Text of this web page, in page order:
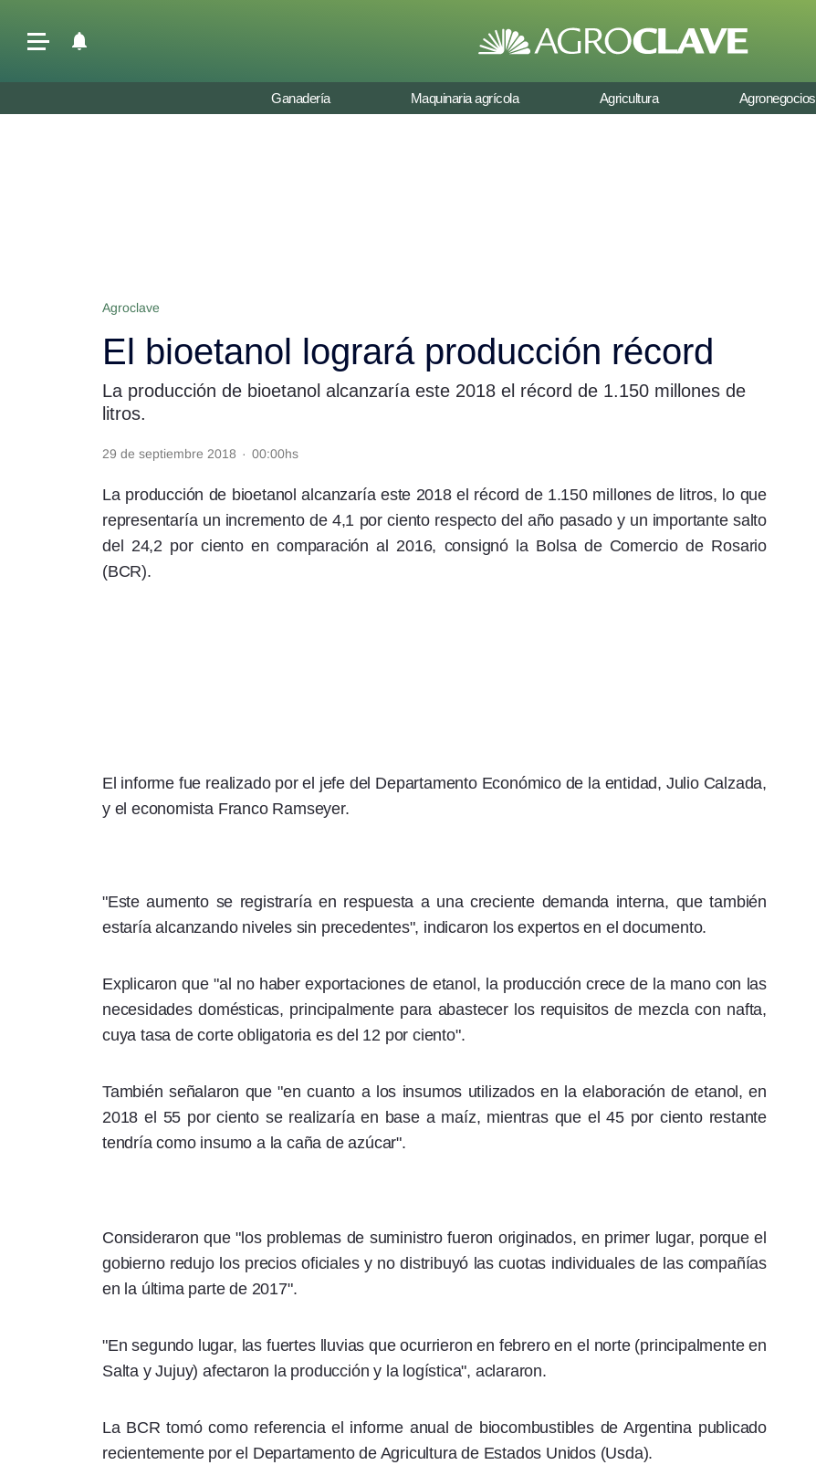
Seguinos
Ganadería Maquinaria agrícola Agricultura Agronegocios
Agroclave
El bioetanol logrará producción récord
La producción de bioetanol alcanzaría este 2018 el récord de 1.150 millones de
litros.
29 de septiembre 2018 · 00:00hs
La producción de bioetanol alcanzaría este 2018 el récord de 1.150 millones de litros, lo que
representaría un incremento de 4,1 por ciento respecto del año pasado y un importante salto
del 24,2 por ciento en comparación al 2016, consignó la Bolsa de Comercio de Rosario
(BCR).
El informe fue realizado por el jefe del Departamento Económico de la entidad, Julio Calzada,
y el economista Franco Ramseyer.
"Este aumento se registraría en respuesta a una creciente demanda interna, que también
estaría alcanzando niveles sin precedentes", indicaron los expertos en el documento.
Explicaron que "al no haber exportaciones de etanol, la producción crece de la mano con las
necesidades domésticas, principalmente para abastecer los requisitos de mezcla con nafta,
cuya tasa de corte obligatoria es del 12 por ciento".
También señalaron que "en cuanto a los insumos utilizados en la elaboración de etanol, en
2018 el 55 por ciento se realizaría en base a maíz, mientras que el 45 por ciento restante
tendría como insumo a la caña de azúcar".
Consideraron que "los problemas de suministro fueron originados, en primer lugar, porque el
gobierno redujo los precios oficiales y no distribuyó las cuotas individuales de las compañías
en la última parte de 2017".
"En segundo lugar, las fuertes lluvias que ocurrieron en febrero en el norte (principalmente en
Salta y Jujuy) afectaron la producción y la logística", aclararon.
La BCR tomó como referencia el informe anual de biocombustibles de Argentina publicado
recientemente por el Departamento de Agricultura de Estados Unidos (Usda).